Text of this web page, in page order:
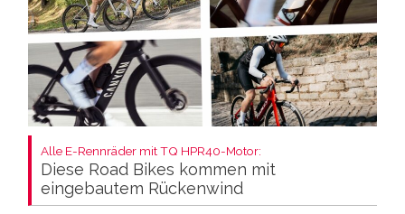
Alle E-Rennräder mit TQ HPR40-Motor:
Diese Road Bikes kommen mit
eingebautem Rückenwind